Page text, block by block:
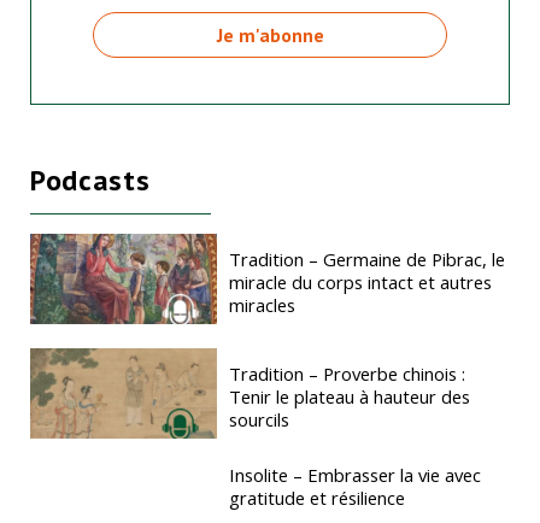
Podcasts
Tradition – Germaine de Pibrac, le
miracle du corps intact et autres
miracles
Tradition – Proverbe chinois :
Tenir le plateau à hauteur des
sourcils
Insolite – Embrasser la vie avec
gratitude et résilience